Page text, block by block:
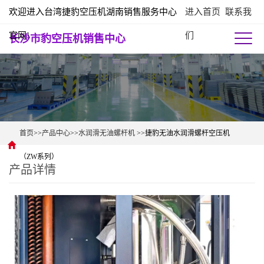
欢迎进入台湾捷豹空压机湖南销售服务中心
官网!
进入首页 联系我
们
长沙市豹空压机销售中心
首页>>产品中心>>水润滑无油螺杆机 >>捷豹无油水润滑螺杆空压机
（ZW系列）
产品详情